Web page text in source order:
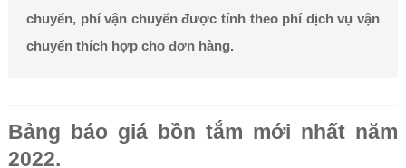
chuyển, phí vận chuyển được tính theo phí dịch vụ vận
chuyển thích hợp cho đơn hàng.
Bảng báo giá bồn tắm mới nhất năm
2022.